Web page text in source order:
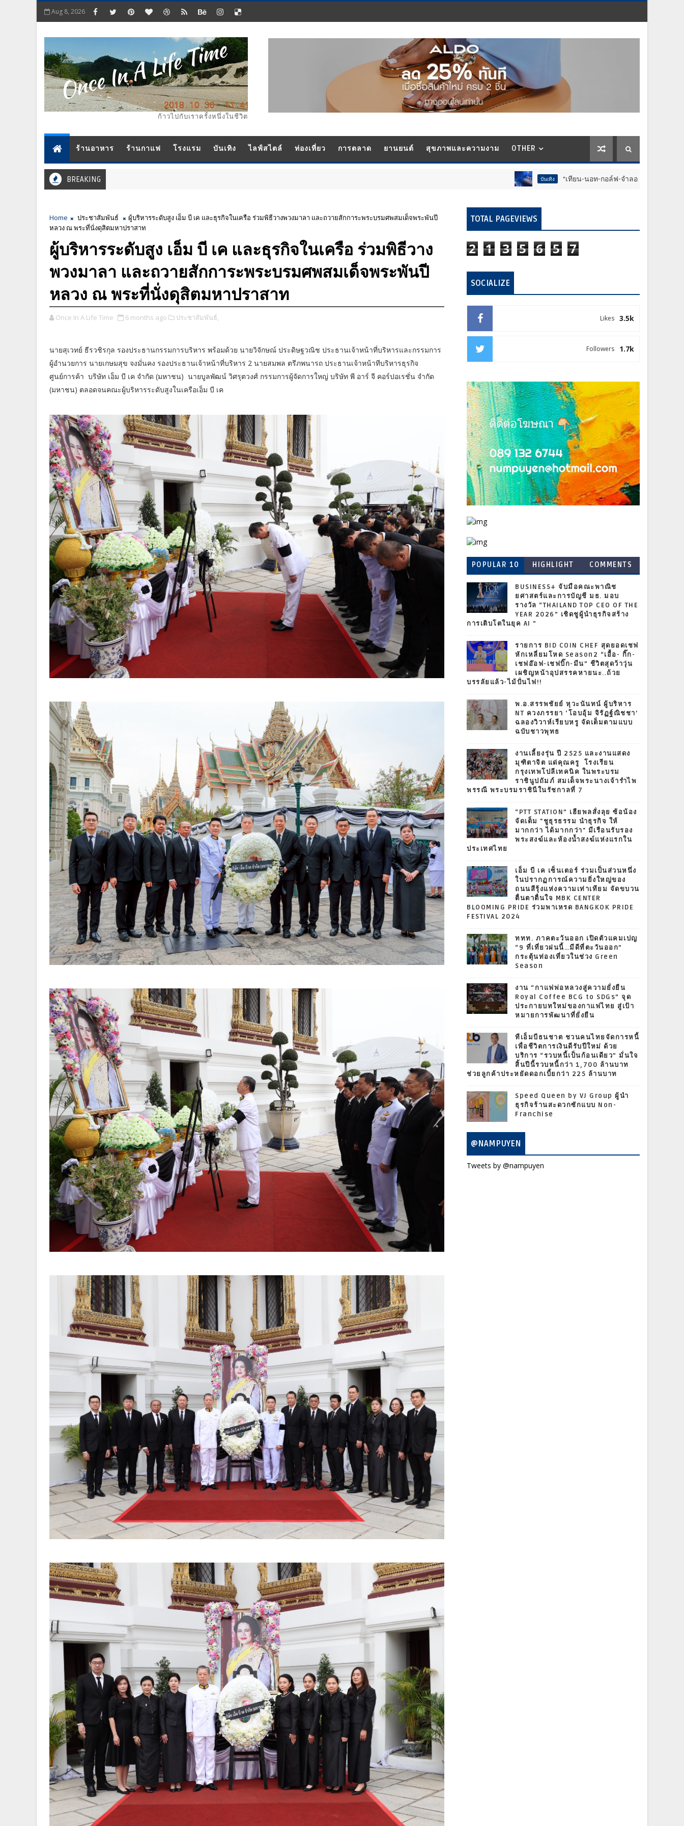
Aug 8, 2026
ก้าวไปกับเราครั้งหนึ่งในชีวิต
ร้านอาหาร ร้านกาแฟ โรงแรม บันเทิง ไลฟ์สไตล์ ท่องเที่ยว การตลาด ยานยนต์ สุขภาพและความงาม OTHER
BREAKING “เทียน-นอท-กอล์ฟ-จำลอง-โฟล์ค” ร้องจ๊าก!! อุปกรณ์ม่ว
Home ประชาสัมพันธ์
ผู้บริหารระดับสูง เอ็ม บี เค และธุรกิจในเครือ ร่วมพิธีวางพวงมาลา และถวายสักการะพระบรมศพสมเด็จพระพันปี
หลวง ณ พระที่นั่งดุสิตมหาปราสาท
ผู้บริหารระดับสูง เอ็ม บี เค และธุรกิจในเครือ ร่วมพิธีวาง
พวงมาลา และถวายสักการะพระบรมศพสมเด็จพระพันปี
หลวง ณ พระที่นั่งดุสิตมหาปราสาท
Once In A Life Time 6 months ago ประชาสัมพันธ์,
นายสุเวทย์ ธีรวชิรกุล รองประธานกรรมการบริหาร พร้อมด้วย นายวิจักษณ์ ประดิษฐวณิช ประธานเจ้าหน้าที่บริหารและกรรมการ
ผู้อำนวยการ นายเกษมสุข จงมั่นคง รองประธานเจ้าหน้าที่บริหาร 2 นายสมพล ตรีภพนารถ ประธานเจ้าหน้าทีบริหารธุรกิจ
ศูนย์การค้า บริษัท เอ็ม บี เค จำกัด (มหาชน) นายบูลพัฒน์ วิศรุตวงศ์ กรรมการผู้จัดการใหญ่ บริษัท พี อาร์ จี คอร์ปอเรชั่น จำกัด
(มหาชน) ตลอดจนคณะผู้บริหารระดับสูงในเครือเอ็ม บี เค
TOTAL PAGEVIEWS
2 1 3 5 6 5 7
SOCIALIZE
3.5k
Likes
1.7k
Followers
POPULAR 10 HIGHLIGHT COMMENTS
BUSINESS+ จับมือคณะพาณิช
ยศาสตร์และการบัญชี มธ. มอบ
รางวัล “THAILAND TOP CEO OF THE
YEAR 2026” เชิดชูผู้นำธุรกิจสร้าง
การเติบโตในยุค AI ”
รายการ BID COIN CHEF สุดยอดเชฟ
หักเหลี่ยมโหด Season2 “เอื้อ- กิ๊ก-
เชฟอ๊อฟ-เชฟบิ๊ก-มีน” ชีวิตสุดว้าวุ่น
เผชิญหน้าอุปสรรคหายนะ..ถ้วย
บรรลัยแล้ว-ไม้ปั่นไฟ!!
พ.อ.สรรพชัยย์ หุวะนันทน์ ผู้บริหาร
NT ควงภรรยา ‘โอบอุ้ม จิรัฏฐ์ณิชชา’
ฉลองวิวาห์เรียบหรู จัดเต็มตามแบบ
ฉบับชาวพุทธ
งานเลี้ยงรุ่น ปี 2525 และงานแสดง
มุฑิตาจิต แด่คุณครู โรงเรียน
กรุงเทพโปลีเทคนิค ในพระบรม
ราชินูปถัมภ์ สมเด็จพระนางเจ้ารำไพ
พรรณี พระบรมราชินีในรัชกาลที่ 7
“PTT STATION” เฮียพลสั่งลุย ซ้อน้อง
จัดเต็ม "ชูธุรธรรม นำธุรกิจ ให้
มากกว่า ได้มากกว่า" มีเรือนรับรอง
พระสงฆ์และห้องน้ำสงฆ์แห่งแรกใน
ประเทศไทย
เอ็ม บี เค เซ็นเตอร์ ร่วมเป็นส่วนหนึ่ง
ในปรากฏการณ์ความยิ่งใหญ่ของ
ถนนสีรุ้งแห่งความเท่าเทียม จัดขบวน
ตื่นตาตื่นใจ MBK CENTER
BLOOMING PRIDE ร่วมพาเหรด BANGKOK PRIDE
FESTIVAL 2024
ททท. ภาคตะวันออก เปิดตัวแคมเปญ
“9 ที่เที่ยวฝนนี้…มีดีที่ตะวันออก”
กระตุ้นท่องเที่ยวในช่วง Green
Season
งาน “กาแฟพ่อหลวงสู่ความยั่งยืน
Royal Coffee BCG to SDGs” จุด
ประกายบทใหม่ของกาแฟไทย สู่เป้า
หมายการพัฒนาที่ยั่งยืน
ทีเอ็มบีธนชาต ชวนคนไทยจัดการหนี้
เพื่อชีวิตการเงินดีรับปีใหม่ ด้วย
บริการ “รวบหนี้เป็นก้อนเดียว” มั่นใจ
สิ้นปีนี้รวบหนี้กว่า 1,700 ล้านบาท
ช่วยลูกค้าประหยัดดอกเบี้ยกว่า 225 ล้านบาท
Speed Queen by VJ Group ผู้นำ
ธุรกิจร้านสะดวกซักแบบ Non-
Franchise
@NAMPUYEN
Tweets by @nampuyen